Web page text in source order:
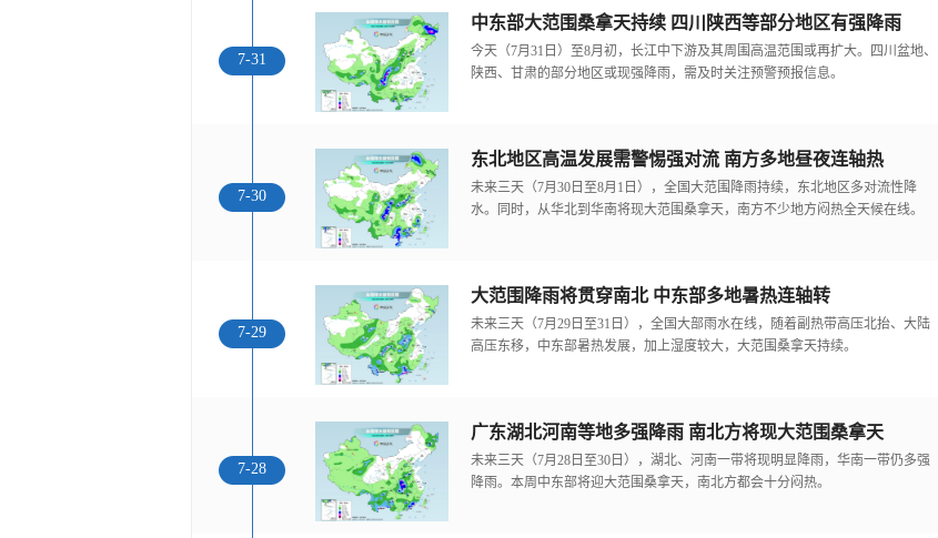
7-31
中东部大范围桑拿天持续 四川陕西等部分地区有强降雨
今天（7月31日）至8月初，长江中下游及其周围高温范围或再扩大。四川盆地、
陕西、甘肃的部分地区或现强降雨，需及时关注预警预报信息。
7-30
东北地区高温发展需警惕强对流 南方多地昼夜连轴热
未来三天（7月30日至8月1日），全国大范围降雨持续，东北地区多对流性降
水。同时，从华北到华南将现大范围桑拿天，南方不少地方闷热全天候在线。
7-29
大范围降雨将贯穿南北 中东部多地暑热连轴转
未来三天（7月29日至31日），全国大部雨水在线，随着副热带高压北抬、大陆
高压东移，中东部暑热发展，加上湿度较大，大范围桑拿天持续。
7-28
广东湖北河南等地多强降雨 南北方将现大范围桑拿天
未来三天（7月28日至30日），湖北、河南一带将现明显降雨，华南一带仍多强
降雨。本周中东部将迎大范围桑拿天，南北方都会十分闷热。